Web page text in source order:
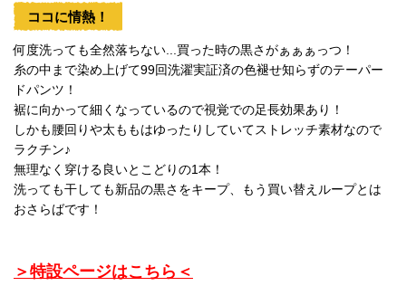
ココに情熱！
何度洗っても全然落ちない...買った時の黒さがぁぁぁっつ！
糸の中まで染め上げて99回洗濯実証済の色褪せ知らずのテーパー
ドパンツ！
裾に向かって細くなっているので視覚での足長効果あり！
しかも腰回りや太ももはゆったりしていてストレッチ素材なので
ラクチン♪
無理なく穿ける良いとこどりの1本！
洗っても干しても新品の黒さをキープ、もう買い替えループとは
おさらばです！
＞特設ページはこちら＜